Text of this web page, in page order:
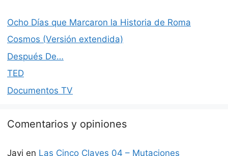
Ocho Días que Marcaron la Historia de Roma
Cosmos (Versión extendida)
Después De…
TED
Documentos TV
Comentarios y opiniones
Javi en Las Cinco Claves 04 – Mutaciones